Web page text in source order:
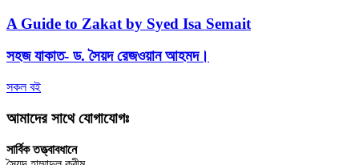
A Guide to Zakat by Syed Isa Semait
সহজ যাকাত- ড. সৈয়দ রেজওয়ান আহমদ।
সকল বই
আমাদের সাথে যোগাযোগঃ
সার্বিক তত্ত্বাবধানে